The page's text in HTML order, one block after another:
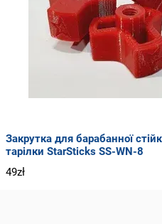
Закрутка для барабанної
тарілки StarSticks SS-WN-8
49zł